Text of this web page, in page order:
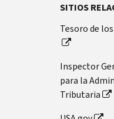
SITIOS
Tesoro de
Inspector
para la
Tributaria